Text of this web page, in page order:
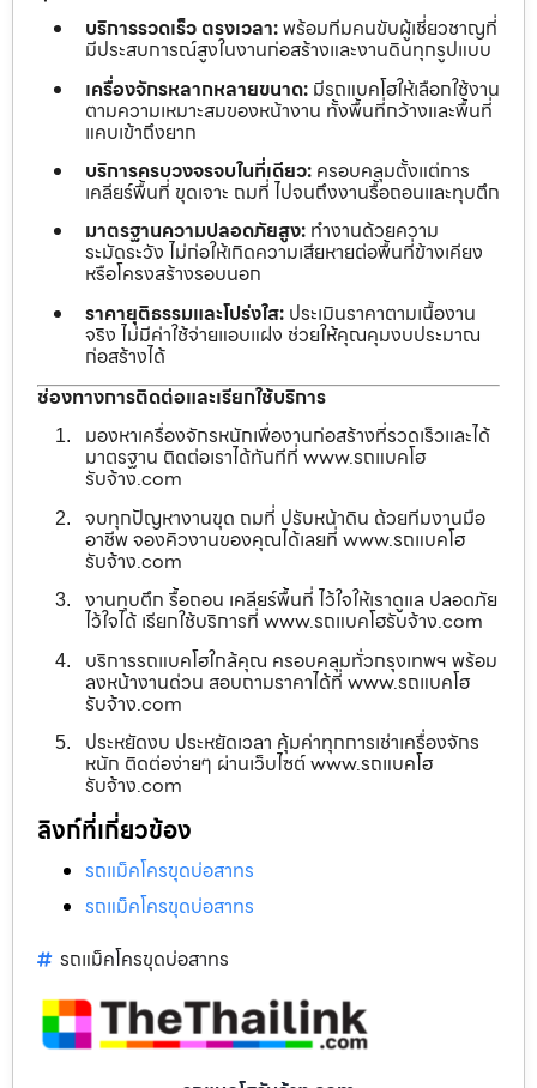
บริการรวดเร็ว ตรงเวลา:พร้อมทีมคนขับผู้เชี่ยวชาญที่
มีประสบการณ์สูงในงานก่อสร้างและงานดินทุกรูปแบบ
เครื่องจักรหลากหลายขนาด: มีรถแบคโฮให้เลือกใช้งาน
ตามความเหมาะสมของหน้างาน ทั้งพื้นที่กว้างและพื้นที่
แคบเข้าถึงยาก
บริการครบวงจรจบในที่เดียว: ครอบคลุมตั้งแต่การ
เคลียร์พื้นที่ ขุดเจาะ ถมที่ ไปจนถึงงานรื้อถอนและทุบตึก
มาตรฐานความปลอดภัยสูง: ทำงานด้วยความ
ระมัดระวัง ไม่ก่อให้เกิดความเสียหายต่อพื้นที่ข้างเคียง
หรือโครงสร้างรอบนอก
ราคายุติธรรมและโปร่งใส: ประเมินราคาตามเนื้องาน
จริง ไม่มีค่าใช้จ่ายแอบแฝง ช่วยให้คุณคุมงบประมาณ
ก่อสร้างได้
ช่องทางการติดต่อและเรียกใช้บริการ
มองหาเครื่องจักรหนักเพื่องานก่อสร้างที่รวดเร็วและได้
มาตรฐาน ติดต่อเราได้ทันทีที่ www.รถแบคโฮ
รับจ้าง.com
จบทุกปัญหางานขุด ถมที่ ปรับหน้าดิน ด้วยทีมงานมือ
อาชีพ จองคิวงานของคุณได้เลยที่ www.รถแบคโฮ
รับจ้าง.com
งานทุบตึก รื้อถอน เคลียร์พื้นที่ ไว้ใจให้เราดูแล ปลอดภัย
ไว้ใจได้ เรียกใช้บริการที่ www.รถแบคโฮรับจ้าง.com
บริการรถแบคโฮใกล้คุณ ครอบคลุมทั่วกรุงเทพฯ พร้อม
ลงหน้างานด่วน สอบถามราคาได้ที่ www.รถแบคโฮ
รับจ้าง.com
ประหยัดงบ ประหยัดเวลา คุ้มค่าทุกการเช่าเครื่องจักร
หนัก ติดต่อง่ายๆ ผ่านเว็บไซต์ www.รถแบคโฮ
รับจ้าง.com
ลิงก์ที่เกี่ยวข้อง
รถแม็คโครขุดบ่อสาทร
รถแม็คโครขุดบ่อสาทร
รถแม็คโครขุดบ่อสาทร